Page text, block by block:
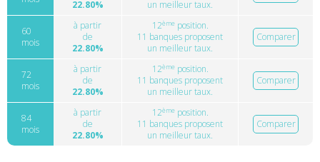
22.80% un meilleur taux.
60
mois
à partir
de
22.80%
12èmeposition.
11 banques proposent
un meilleur taux.
Comparer
72
mois
à partir
de
22.80%
12èmeposition.
11 banques proposent
un meilleur taux.
Comparer
84
mois
à partir
de
22.80%
12èmeposition.
11 banques proposent
un meilleur taux.
Comparer